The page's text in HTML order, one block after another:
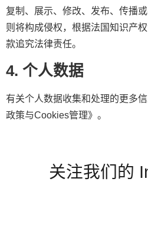
复制、展示、修改、发布、传播
则将构成侵权，根据法国知识产
款追究法律责任。
4. 个人数据
有关个人数据收集和处理的更多
政策与Cookies管理》。
关注我们的